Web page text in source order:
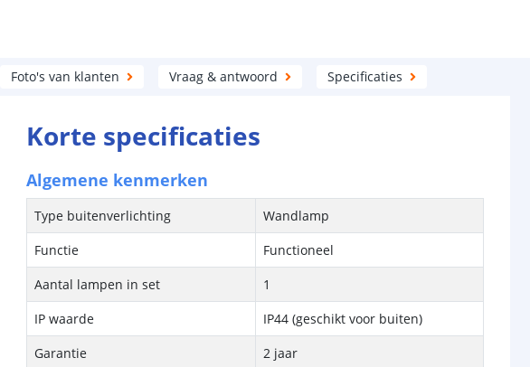
Foto's van klanten Vraag & antwoord Specificaties
Korte specificaties
Algemene kenmerken
Type buitenverlichting
Wandlamp
Functie
Functioneel
Aantal lampen in set
1
IP waarde
IP44 (geschikt voor buiten)
Garantie
2 jaar